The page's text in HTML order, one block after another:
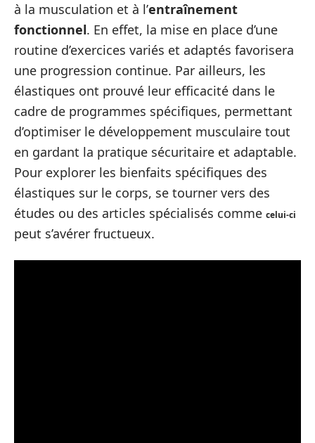
à la musculation et à l’entraînement
fonctionnel. En effet, la mise en place d’une
routine d’exercices variés et adaptés favorisera
une progression continue. Par ailleurs, les
élastiques ont prouvé leur efficacité dans le
cadre de programmes spécifiques, permettant
d’optimiser le développement musculaire tout
en gardant la pratique sécuritaire et adaptable.
Pour explorer les bienfaits spécifiques des
élastiques sur le corps, se tourner vers des
études ou des articles spécialisés comme celui-ci
peut s’avérer fructueux.